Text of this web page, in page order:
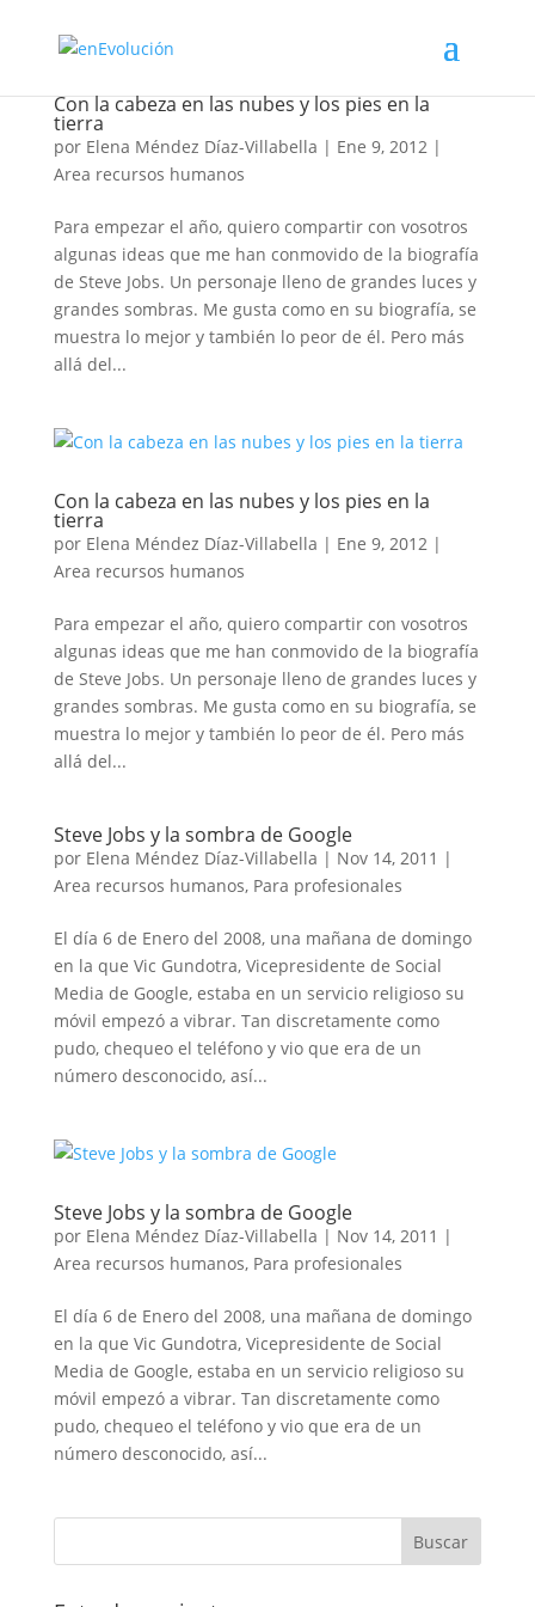
Con la cabeza en las nubes y los pies en la
tierra
por Elena Méndez Díaz-Villabella | Ene 9, 2012|
Area recursos humanos
Para empezar el año, quiero compartir con vosotros
algunas ideas que me han conmovido de la biografía
de Steve Jobs. Un personaje lleno de grandes luces y
grandes sombras. Me gusta como en su biografía, se
muestra lo mejor y también lo peor de él. Pero más
allá del...
Con la cabeza en las nubes y los pies en la
tierra
por Elena Méndez Díaz-Villabella | Ene 9, 2012|
Area recursos humanos
Para empezar el año, quiero compartir con vosotros
algunas ideas que me han conmovido de la biografía
de Steve Jobs. Un personaje lleno de grandes luces y
grandes sombras. Me gusta como en su biografía, se
muestra lo mejor y también lo peor de él. Pero más
allá del...
Steve Jobs y la sombra de Google
por Elena Méndez Díaz-Villabella | Nov 14, 2011 |
Area recursos humanos, Para profesionales
El día 6 de Enero del 2008, una mañana de domingo
en la que Vic Gundotra, Vicepresidente de Social
Media de Google, estaba en un servicio religioso su
móvil empezó a vibrar. Tan discretamente como
pudo, chequeo el teléfono y vio que era de un
número desconocido, así...
Steve Jobs y la sombra de Google
por Elena Méndez Díaz-Villabella | Nov 14, 2011 |
Area recursos humanos, Para profesionales
El día 6 de Enero del 2008, una mañana de domingo
en la que Vic Gundotra, Vicepresidente de Social
Media de Google, estaba en un servicio religioso su
móvil empezó a vibrar. Tan discretamente como
pudo, chequeo el teléfono y vio que era de un
número desconocido, así...